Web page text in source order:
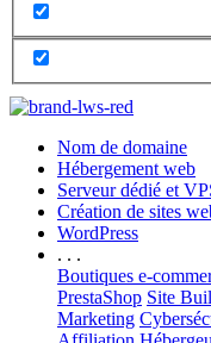
Nom de domaine
Hébergement web
Serveur dédié et
Création de sites
WordPress
. . .
Boutiques e-
PrestaShop Site
Marketing